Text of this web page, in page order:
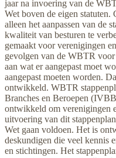
jaar na invoering van de
Wet boven de eigen
alleen het aanpassen van de
kwaliteit van besturen te
gemaakt voor verenigingen
gevolgen van de WBTR
aan wat er aangepast moet
aangepast moeten worden.
ontwikkeld. WBTR
Branches en Beroepen
ontwikkeld om verenigingen
uitvoering van dit
Wet gaan voldoen. Het is
deskundigen die veel kennis
en stichtingen. Het